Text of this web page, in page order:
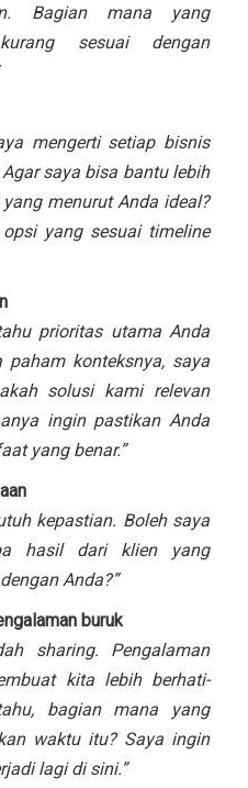
Bagian mana yang
sesuai dengan
mengerti setiap bisnis
saya bisa bantu lebih
menurut Anda ideal?
yang sesuai timeline
prioritas utama Anda
konteksnya, saya
solusi kami relevan
ingin pastikan Anda
yang benar.”
kepastian. Boleh saya
hasil dari klien yang
Anda?”
buruk
sharing. Pengalaman
kita lebih berhati-
bagian mana yang
waktu itu? Saya ingin
lagi di sini.”